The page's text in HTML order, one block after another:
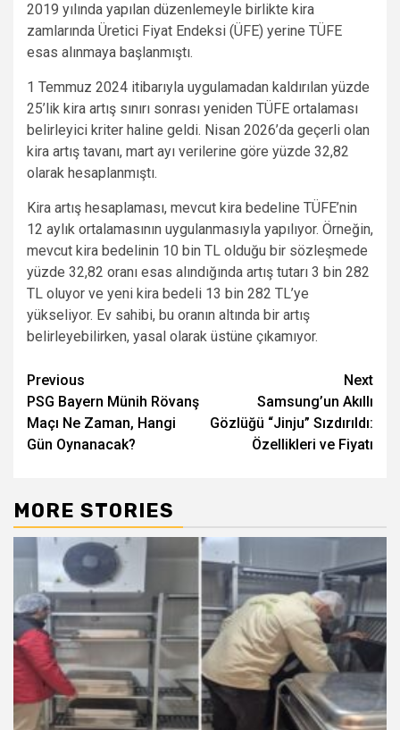
2019 yılında yapılan düzenlemeyle birlikte kira
zamlarında Üretici Fiyat Endeksi (ÜFE) yerine TÜFE
esas alınmaya başlanmıştı.
1 Temmuz 2024 itibarıyla uygulamadan kaldırılan yüzde
25’lik kira artış sınırı sonrası yeniden TÜFE ortalaması
belirleyici kriter haline geldi. Nisan 2026’da geçerli olan
kira artış tavanı, mart ayı verilerine göre yüzde 32,82
olarak hesaplanmıştı.
Kira artış hesaplaması, mevcut kira bedeline TÜFE’nin
12 aylık ortalamasının uygulanmasıyla yapılıyor. Örneğin,
mevcut kira bedelinin 10 bin TL olduğu bir sözleşmede
yüzde 32,82 oranı esas alındığında artış tutarı 3 bin 282
TL oluyor ve yeni kira bedeli 13 bin 282 TL’ye
yükseliyor. Ev sahibi, bu oranın altında bir artış
belirleyebilirken, yasal olarak üstüne çıkamıyor.
Post
navigation
Previous
PSG Bayern Münih Rövanş
Maçı Ne Zaman, Hangi
Gün Oynanacak?
Next
Samsung’un Akıllı
Gözlüğü “Jinju” Sızdırıldı:
Özellikleri ve Fiyatı
MORE STORIES